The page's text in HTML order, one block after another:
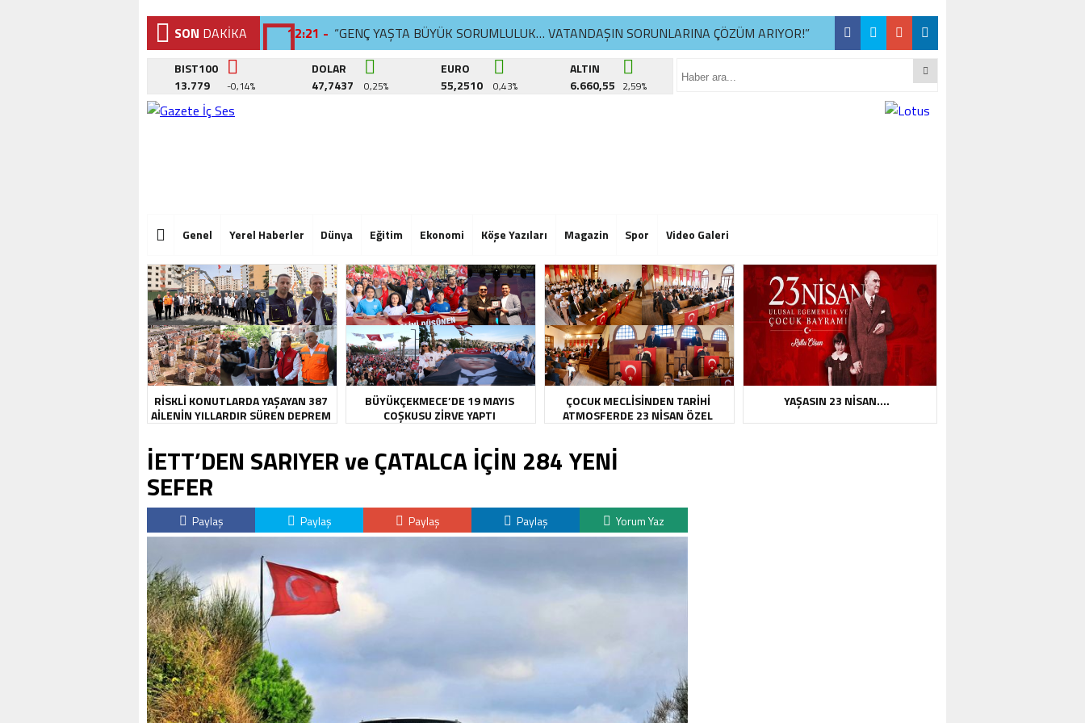
SON DAKİKA 12:21 - “GENÇ YAŞTA BÜYÜK SORUMLULUK… VATANDAŞIN SORUNLARINA ÇÖZÜM ARIYOR!”
12:02 - BEYLİKDÜZÜ’NDE YAZ SPOR KURSLARI TÜM HIZIYLA DEVAM EDİYOR
12:26 - SANATLA YAŞAM ATÖLYELERİ’NDE 6. DÖNEM BAŞLADI
BIST100
13.779
-0,14%
DOLAR
47,7437
0,25%
EURO
55,2510
0,43%
ALTIN
6.660,55 2,59%
Genel Yerel Haberler Dünya Eğitim Ekonomi Köşe Yazıları Magazin Spor Video Galeri
RİSKLİ KONUTLARDA YAŞAYAN 387
AİLENİN YILLARDIR SÜREN DEPREM
BÜYÜKÇEKMECE’DE 19 MAYIS
COŞKUSU ZİRVE YAPTI
ÇOCUK MECLİSİNDEN TARİHİ
ATMOSFERDE 23 NİSAN ÖZEL
YAŞASIN 23 NİSAN….
İETT’DEN SARIYER ve ÇATALCA İÇİN 284 YENİ
SEFER
Paylaş Paylaş Paylaş Paylaş Yorum Yaz